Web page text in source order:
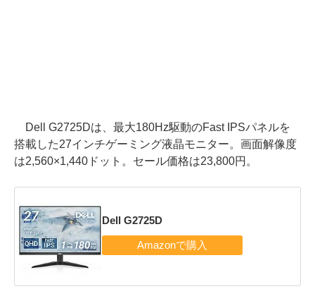
Dell G2725Dは、最大180Hz駆動のFast IPSパネルを
搭載した27インチゲーミング液晶モニター。画面解像度
は2,560×1,440ドット。セール価格は23,800円。
Dell G2725D